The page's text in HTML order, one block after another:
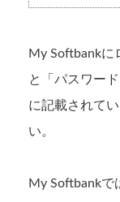
My Softbankに
と「パスワー
に記載されて
い。
My Softbankで